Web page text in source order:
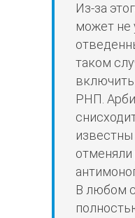
Из-за
может не
таком
РНП.
известны
В любом